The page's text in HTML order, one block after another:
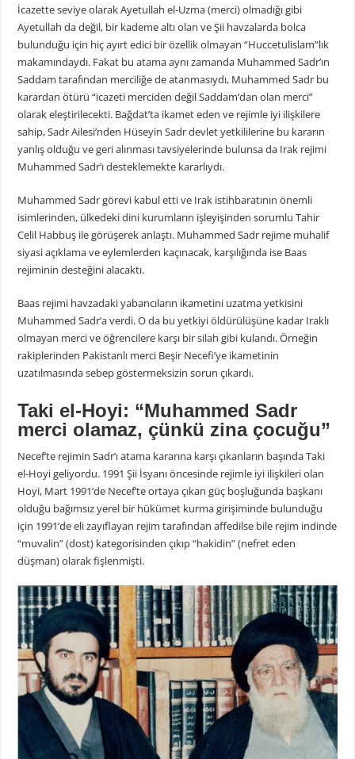
İcazette seviye olarak Ayetullah el-Uzma (merci) olmadığı gibi
Ayetullah da değil, bir kademe altı olan ve Şii havzalarda bolca
bulunduğu için hiç ayırt edici bir özellik olmayan “Huccetulislam”lık
makamındaydı. Fakat bu atama aynı zamanda Muhammed Sadr’ın
Saddam tarafından merciliğe de atanmasıydı, Muhammed Sadr bu
karardan ötürü “icazeti merciden değil Saddam’dan olan merci”
olarak eleştirilecekti. Bağdat’ta ikamet eden ve rejimle iyi ilişkilere
sahip, Sadr Ailesi’nden Hüseyin Sadr devlet yetkililerine bu kararın
yanlış olduğu ve geri alınması tavsiyelerinde bulunsa da Irak rejimi
Muhammed Sadr’ı desteklemekte kararlıydı.
Muhammed Sadr görevi kabul etti ve Irak istihbaratının önemli
isimlerinden, ülkedeki dini kurumların işleyişinden sorumlu Tahir
Celil Habbuş ile görüşerek anlaştı. Muhammed Sadr rejime muhalif
siyasi açıklama ve eylemlerden kaçınacak, karşılığında ise Baas
rejiminin desteğini alacaktı.
Baas rejimi havzadaki yabancıların ikametini uzatma yetkisini
Muhammed Sadr’a verdi. O da bu yetkiyi öldürülüşüne kadar Iraklı
olmayan merci ve öğrencilere karşı bir silah gibi kulandı. Örneğin
rakiplerinden Pakistanlı merci Beşir Necefi’ye ikametinin
uzatılmasında sebep göstermeksizin sorun çıkardı.
Taki el-Hoyi: “Muhammed Sadr
merci olamaz, çünkü zina çocuğu”
Necef’te rejimin Sadr’ı atama kararına karşı çıkanların başında Taki
el-Hoyi geliyordu. 1991 Şii İsyanı öncesinde rejimle iyi ilişkileri olan
Hoyi, Mart 1991’de Necef’te ortaya çıkan güç boşluğunda başkanı
olduğu bağımsız yerel bir hükümet kurma girişiminde bulunduğu
için 1991’de eli zayıflayan rejim tarafından affedilse bile rejim indinde
“muvalin” (dost) kategorisinden çıkıp “hakidin” (nefret eden
düşman) olarak fişlenmişti.